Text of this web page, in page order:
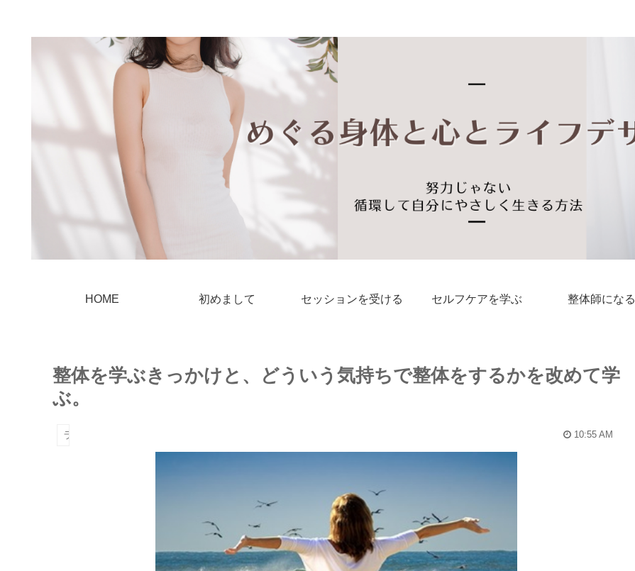
HOME 初めまして セッションを受ける セルフケアを学ぶ 整体師になる
整体を学ぶきっかけと、どういう気持ちで整体をするかを改めて学
ぶ。
ライフスタイル 10:55 AM